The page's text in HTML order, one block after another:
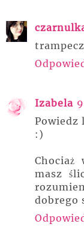
Izabela
Powiedz
:)
masz
dobrego